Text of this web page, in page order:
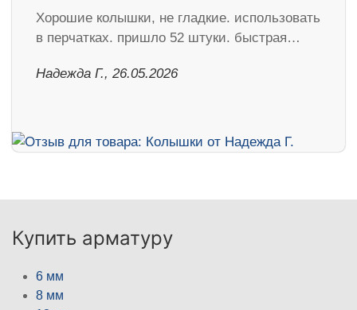
Хорошие колышки, не гладкие. использовать
в перчатках. пришло 52 штуки. быстрая…
Надежда Г., 26.05.2026
Купить арматуру
6 мм
8 мм